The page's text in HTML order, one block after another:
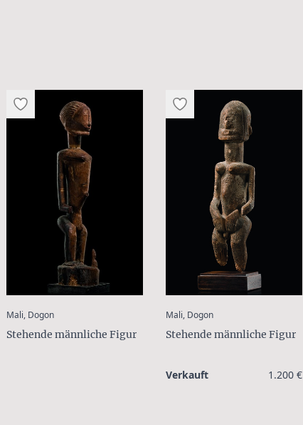
Mali, Dogon:
Stehende männliche Figur
Mali, Dogon:
Stehende männliche Figur
Verkauft 1.200 €